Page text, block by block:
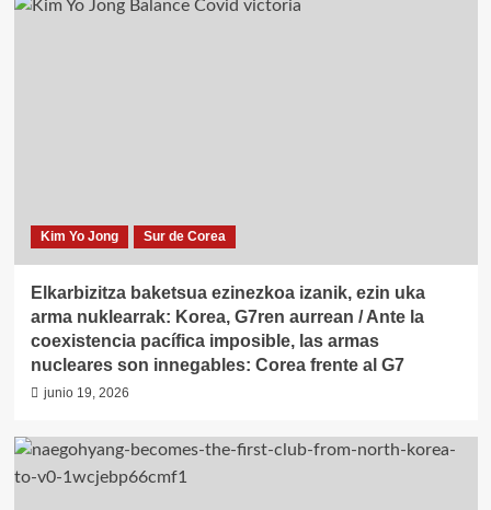
Kim Yo Jong Sur de Corea
Elkarbizitza baketsua ezinezkoa izanik, ezin uka
arma nuklearrak: Korea, G7ren aurrean / Ante la
coexistencia pacífica imposible, las armas
nucleares son innegables: Corea frente al G7
junio 19, 2026